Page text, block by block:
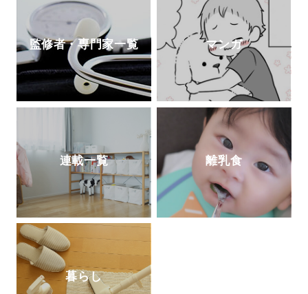
監修者・専門家一覧 マンガ
連載一覧 離乳食
暮らし